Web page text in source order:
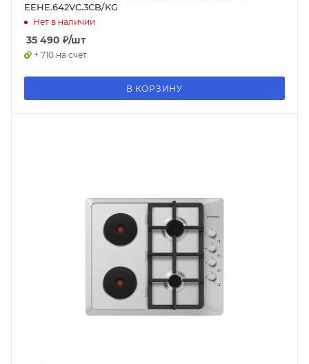
EEHE.642VC.3CB/KG
Нет в наличии
35 490 ₽/шт
+ 710 на счет
В КОРЗИНУ